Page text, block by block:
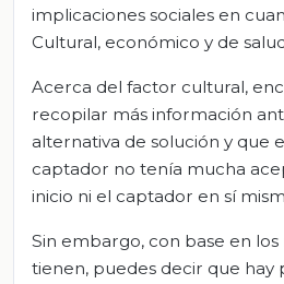
implicaciones sociales en
Cultural, económico y de
Acerca del factor cultural,
recopilar más información
alternativa de solución y que
captador no tenía mucha
inicio ni el captador en sí
Sin embargo, con base en los
tienen, puedes decir que hay